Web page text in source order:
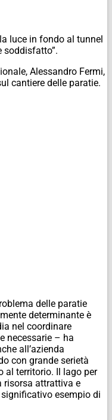
luce in fondo al tunnel
soddisfatto”.
Alessandro Fermi,
cantiere delle paratie.
delle paratie
determinante è
nel coordinare
necessarie – ha
all’azienda
con grande serietà
al territorio. Il lago per
risorsa attrattiva e
esempio di